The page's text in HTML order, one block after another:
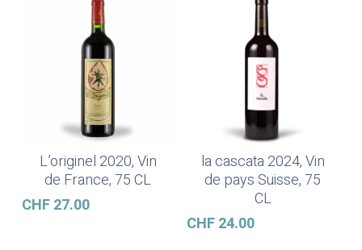
Ajouter Au Panier
L’originel 2020, Vin
de France, 75 CL
CHF27.00
Ajouter Au Panier
la cascata 2024, Vin
de pays Suisse, 75
CL
CHF24.00